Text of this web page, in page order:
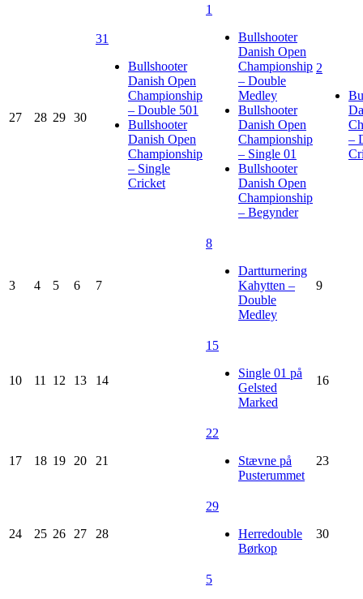
27 28 29 30
31
Bullshooter
Danish Open
Championship
– Double 501
Bullshooter
Danish Open
Championship
– Single
Cricket
1
Bullshooter
Danish Open
Championship
– Double
Medley
Bullshooter
Danish Open
Championship
– Single 01
Bullshooter
Danish Open
Championship
– Begynder
2
–
3 4 5 6 7
8
Dartturnering
Kahytten –
Double
Medley
9
10 11 12 13 14
15
Single 01 på
Gelsted
Marked
16
17 18 19 20 21
22
Stævne på
Pusterummet
23
24 25 26 27 28
29
Herredouble
Børkop
30
5